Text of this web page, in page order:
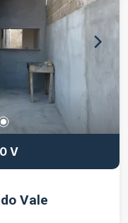
novo lar!
V
Vale